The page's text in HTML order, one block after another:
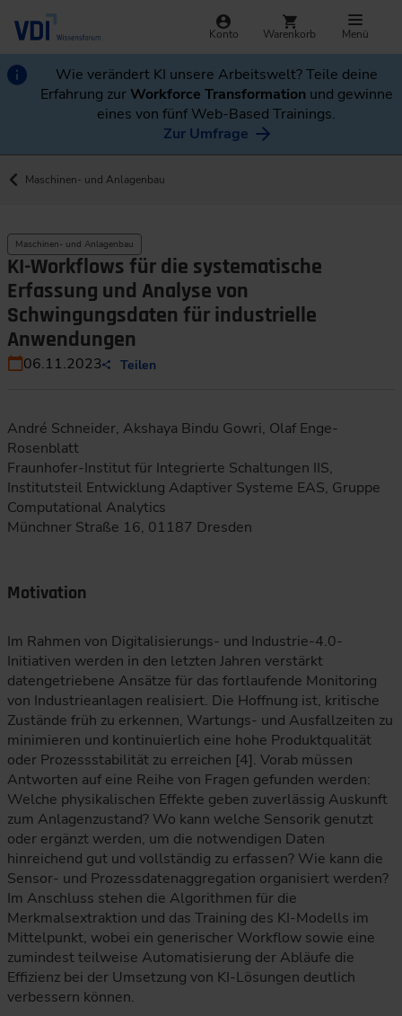
Konto Warenkorb Menü
Wie verändert KI unsere Arbeitswelt? Teile deine
Erfahrung zurWorkforce Transformation und gewinne
eines von fünf Web-Based Trainings.
Zur Umfrage
Maschinen- und Anlagenbau
Maschinen- und Anlagenbau
KI-Workflows für die systematische
Erfassung und Analyse von
Schwingungsdaten für industrielle
Anwendungen
06.11.2023 Teilen
André Schneider, Akshaya Bindu Gowri, Olaf Enge-
Rosenblatt
Fraunhofer-Institut für Integrierte Schaltungen IIS,
Institutsteil Entwicklung Adaptiver Systeme EAS, Gruppe
Computational Analytics
Münchner Straße 16, 01187 Dresden
Motivation
Im Rahmen von Digitalisierungs- und Industrie-4.0-
Initiativen werden in den letzten Jahren verstärkt
datengetriebene Ansätze für das fortlaufende Monitoring
von Industrieanlagen realisiert. Die Hoffnung ist, kritische
Zustände früh zu erkennen, Wartungs- und Ausfallzeiten zu
minimieren und kontinuierlich eine hohe Produktqualität
oder Prozessstabilität zu erreichen [4]. Vorab müssen
Antworten auf eine Reihe von Fragen gefunden werden:
Welche physikalischen Effekte geben zuverlässig Auskunft
zum Anlagenzustand? Wo kann welche Sensorik genutzt
oder ergänzt werden, um die notwendigen Daten
hinreichend gut und vollständig zu erfassen? Wie kann die
Sensor- und Prozessdatenaggregation organisiert werden?
Im Anschluss stehen die Algorithmen für die
Merkmalsextraktion und das Training des KI-Modells im
Mittelpunkt, wobei ein generischer Workflow sowie eine
zumindest teilweise Automatisierung der Abläufe die
Effizienz bei der Umsetzung von KI-Lösungen deutlich
verbessern können.